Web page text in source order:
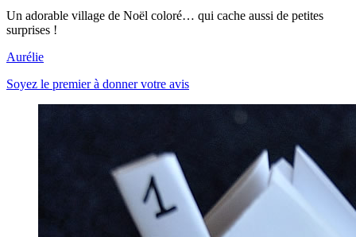
Un adorable village de Noël coloré… qui cache aussi de petites
surprises !
Aurélie
Soyez le premier à donner votre avis